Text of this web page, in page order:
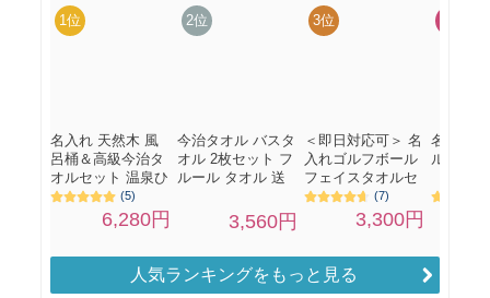
人気ランキングをもっと見る